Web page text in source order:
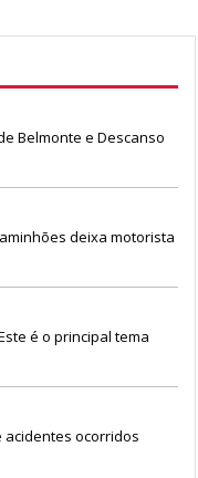
Belmonte e Descanso
deixa motorista
Este é o principal tema
acidentes ocorridos